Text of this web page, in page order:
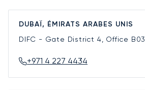
DUBAÏ, ÉMIRATS ARABES UNIS
DIFC - Gate District 4, Office B03
+971 4 227 4434